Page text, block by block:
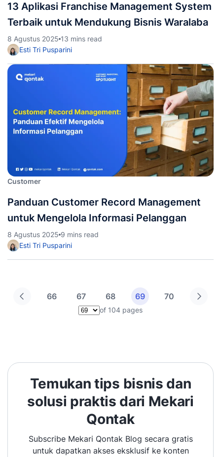
13 Aplikasi Franchise Management System
Terbaik untuk Mendukung Bisnis Waralaba
8 Agustus 2025 13 mins read
Esti Tri Pusparini
Customer
Panduan Customer Record Management
untuk Mengelola Informasi Pelanggan
8 Agustus 2025 9 mins read
Esti Tri Pusparini
66 67 68 69
70
Pilih halaman
of 104 pages
Temukan tips bisnis dan
solusi praktis dari Mekari
Qontak
Subscribe Mekari Qontak Blog secara gratis
untuk dapatkan akses eksklusif ke konten